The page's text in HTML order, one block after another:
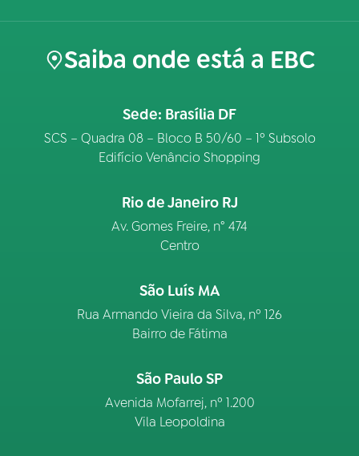
Saiba onde está a EBC
Sede: Brasília DF
SCS – Quadra 08 – Bloco B 50/60 – 1º Subsolo
Edifício Venâncio Shopping
Rio de Janeiro RJ
Av. Gomes Freire, n° 474
Centro
São Luís MA
Rua Armando Vieira da Silva, nº 126
Bairro de Fátima
São Paulo SP
Avenida Mofarrej, nº 1.200
Vila Leopoldina